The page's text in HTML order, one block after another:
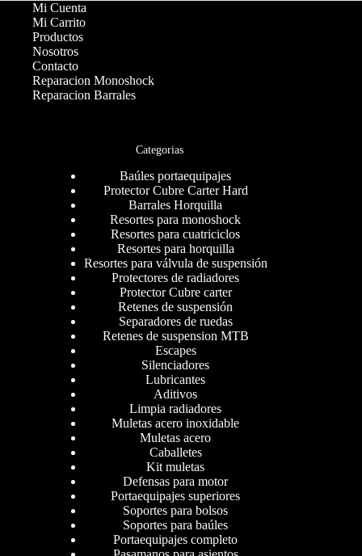
Mi Cuenta
Mi Carrito
Productos
Nosotros
Contacto
Reparacion Monoshock
Reparacion Barrales
Categorias
Baúles portaequipajes
Protector Cubre Carter Hard
Barrales Horquilla
Resortes para monoshock
Resortes para cuatriciclos
Resortes para horquilla
Resortes para válvula de suspensión
Protectores de radiadores
Protector Cubre carter
Retenes de suspensión
Separadores de ruedas
Retenes de suspension MTB
Escapes
Silenciadores
Lubricantes
Aditivos
Limpia radiadores
Muletas acero inoxidable
Muletas acero
Caballetes
Kit muletas
Defensas para motor
Portaequipajes superiores
Soportes para bolsos
Soportes para baúles
Portaequipajes completo